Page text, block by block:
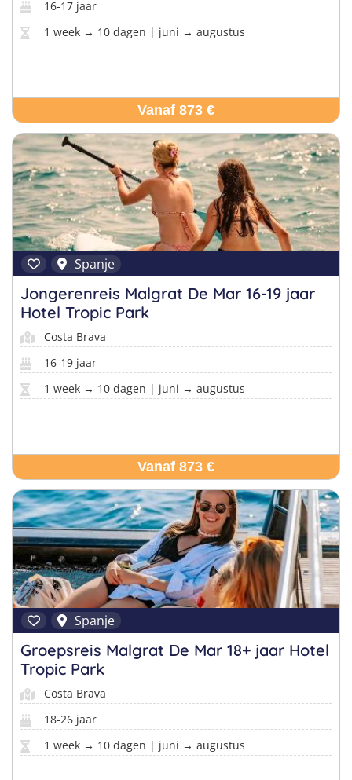
16-17 jaar
1 week → 10 dagen | juni → augustus
Vanaf 873 €
Spanje
Jongerenreis Malgrat De Mar 16-19 jaar
Hotel Tropic Park
Costa Brava
16-19 jaar
1 week → 10 dagen | juni → augustus
Vanaf 873 €
Spanje
Groepsreis Malgrat De Mar 18+ jaar Hotel
Tropic Park
Costa Brava
18-26 jaar
1 week → 10 dagen | juni → augustus